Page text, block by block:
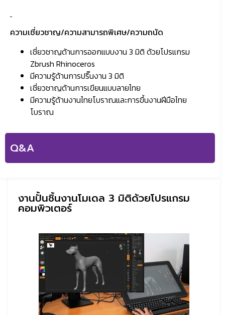
ความเชี่ยวชาญ/ความสามารถพิเศษ/ความถนัด
เชี่ยวชาญด้านการออกแบบงาน 3 มิติ ด้วยโปรแกรม
Zbrush Rhinoceros
มีความรู้ด้านการปริ๊นงาน 3 มิติ
เชี่ยวชาญด้านการเขียนแบบลายไทย
มีความรู้ด้านงานไทยโบราณและการขึ้นงานฝีมือไทย
โบราณ
Q&A
งานปั้นชิ้นงานโมเดล 3 มิติด้วยโปรแกรม
คอมพิวเตอร์